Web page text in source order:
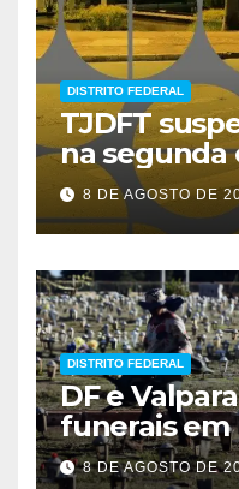
DISTRITO FEDERAL
TJDFT
na segunda
prazos
8 DE AGOSTO DE
DISTRITO FEDERAL
DF e
funerais em
8 DE AGOSTO DE